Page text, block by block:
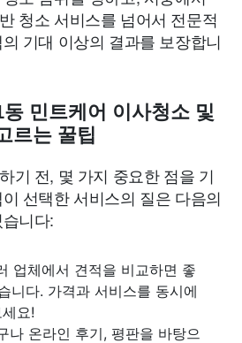
청소 서비스를 넘어서 전문적
기대 이상의 결과를 보장합니
민트케어 이사청소 및
르는 꿀팁
기 전, 몇 가지 중요한 점을 기
선택한 서비스의 질은 다음의
니다:
업체에서 견적을 비교하면 좋
니다. 가격과 서비스를 동시에
요!
나 온라인 후기, 평판을 바탕으